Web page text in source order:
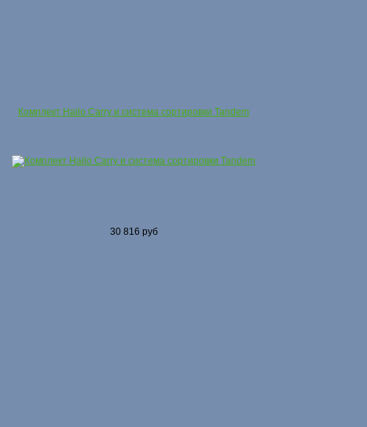
Комплект Hailo Carry и система сортировки Tandem
30 816 руб